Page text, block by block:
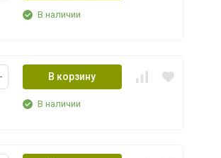
В наличии
В корзину
В наличии